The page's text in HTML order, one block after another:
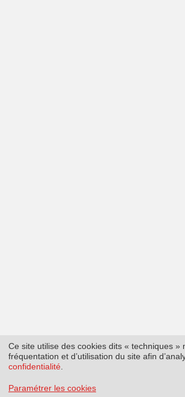
Ce site utilise des cookies dits « techniques
fréquentation et d’utilisation du site afin
confidentialité
Paramétrer les cookies